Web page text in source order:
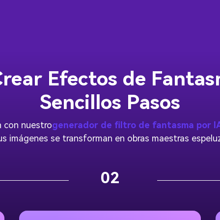
Efectos de
Sencillos Pasos
con nuestrogenerador de filtro de fantasma por
imágenes se transforman en obras maestras
02